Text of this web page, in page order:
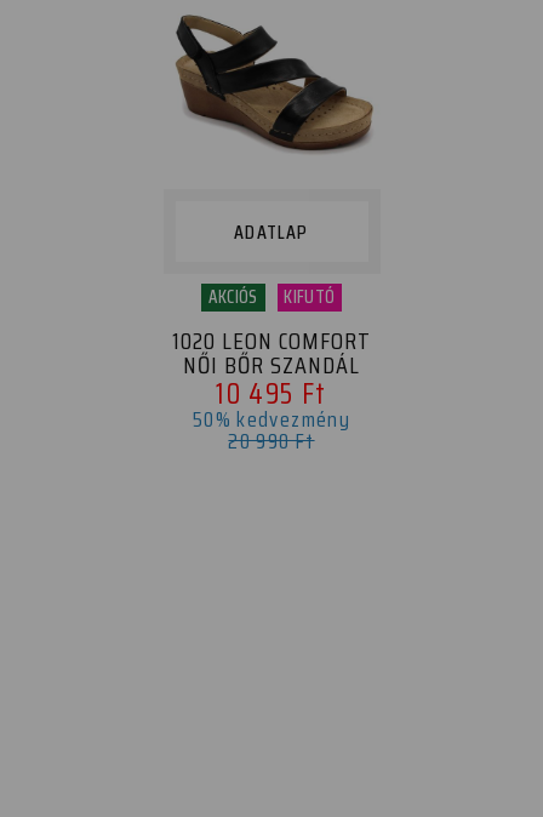
ADATLAP
AKCIÓS KIFUTÓ
1020 LEON COMFORT
NŐI BŐR SZANDÁL
10 495 Ft
50% kedvezmény
20 990 Ft